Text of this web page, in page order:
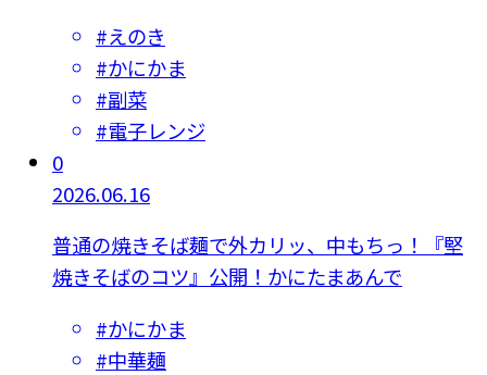
#えのき
#かにかま
#副菜
#電子レンジ
0
2026.06.16
普通の焼きそば麺で外カリッ、中もちっ！『堅
焼きそばのコツ』公開！かにたまあんで
#かにかま
#中華麺